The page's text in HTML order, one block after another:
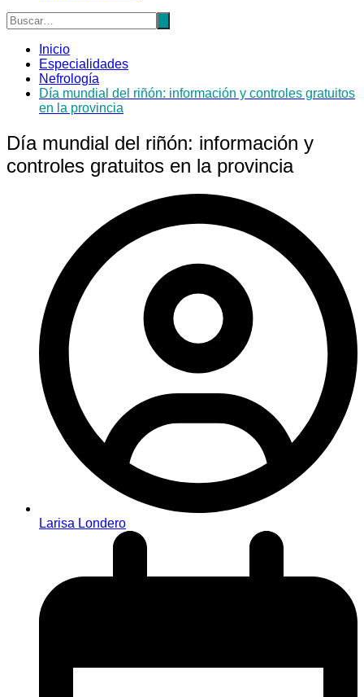
Inicio
Especialidades
Nefrología
Día mundial del riñón: información y controles gratuitos
en la provincia
Día mundial del riñón: información y
controles gratuitos en la provincia
Larisa Londero